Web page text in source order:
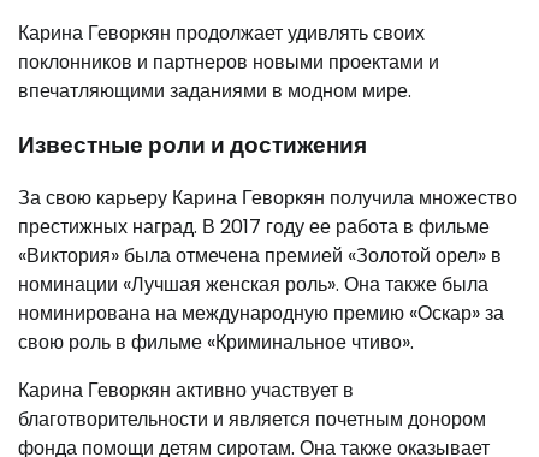
Карина Геворкян продолжает удивлять своих
поклонников и партнеров новыми проектами и
впечатляющими заданиями в модном мире.
Известные роли и достижения
За свою карьеру Карина Геворкян получила множество
престижных наград. В 2017 году ее работа в фильме
«Виктория» была отмечена премией «Золотой орел» в
номинации «Лучшая женская роль». Она также была
номинирована на международную премию «Оскар» за
свою роль в фильме «Криминальное чтиво».
Карина Геворкян активно участвует в
благотворительности и является почетным донором
фонда помощи детям сиротам. Она также оказывает